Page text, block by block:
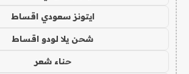
ايتونز سعودي اقساط
شحن يلا لودو اقساط
حناء شعر